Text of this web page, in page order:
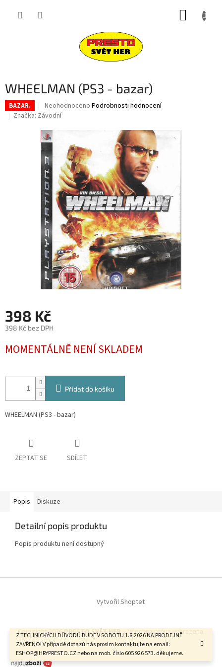
Z TECHNICKÝCH DŮVODŮ BUDE V SOBOTU 1.8.2026 NA PRODEJNĚ
ZAVŘENO! V případě dotazů nás prosím kontaktujte na email:
ESHOP@HRYPRESTO.CZ nebo na mob. číslo 605 926 573. děkujeme.
WHEELMAN (PS3 - bazar)
BAZAR.
Průměrné
hodnocení
je
0,0
z
5
hvězdiček.
Neohodnoceno Podrobnosti hodnocení
Značka: Závodní
398 Kč
398 Kč bez DPH
cena:
MOMENTÁLNĚ NENÍ SKLADEM
Přidat do košíku
WHEELMAN (PS3 - bazar)
ZEPTAT SE SDÍLET
Popis Diskuze
Detailní popis produktu
Popis produktu není dostupný
Vytvořil Shoptet
Copyright 2026PRESTO SVĚT HER - . Všechna práva vyhrazena.